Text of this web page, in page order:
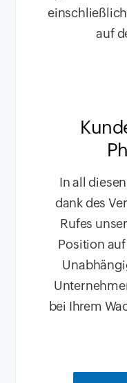
auf
In all
dank des
Rufes
Position
bei Ihrem